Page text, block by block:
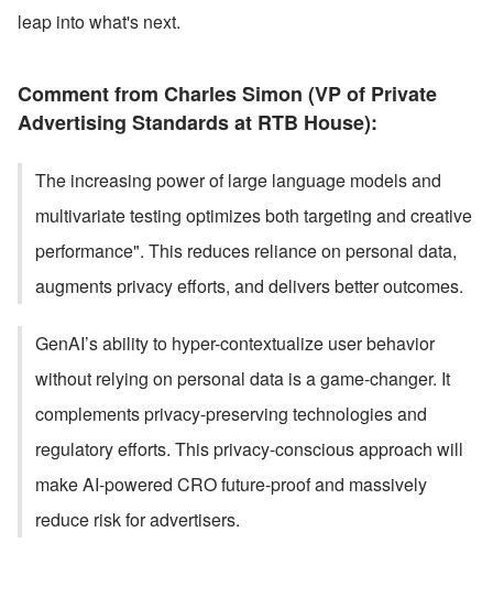
leap into what's next.
Comment from Charles Simon (VP of Private
Advertising Standards at RTB House):
The increasing power of large language models and
multivariate testing optimizes both targeting and creative
performance". This reduces reliance on personal data,
augments privacy efforts, and delivers better outcomes.
GenAI’s ability to hyper-contextualize user behavior
without relying on personal data is a game-changer. It
complements privacy-preserving technologies and
regulatory efforts. This privacy-conscious approach will
make AI-powered CRO future-proof and massively
reduce risk for advertisers.